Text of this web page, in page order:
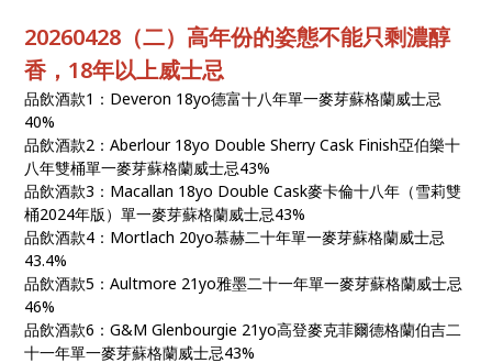
20260428（二）高年份的姿態不能只剩濃醇
香，18年以上威士忌
品飲酒款1：Deveron 18yo德富十八年單一麥芽蘇格蘭威士忌
40%
品飲酒款2：Aberlour 18yo Double Sherry Cask Finish亞伯樂十
八年雙桶單一麥芽蘇格蘭威士忌43%
品飲酒款3：Macallan 18yo Double Cask麥卡倫十八年（雪莉雙
桶2024年版）單一麥芽蘇格蘭威士忌43%
品飲酒款4：Mortlach 20yo慕赫二十年單一麥芽蘇格蘭威士忌
43.4%
品飲酒款5：Aultmore 21yo雅墨二十一年單一麥芽蘇格蘭威士忌
46%
品飲酒款6：G&M Glenbourgie 21yo高登麥克菲爾德格蘭伯吉二
十一年單一麥芽蘇格蘭威士忌43%